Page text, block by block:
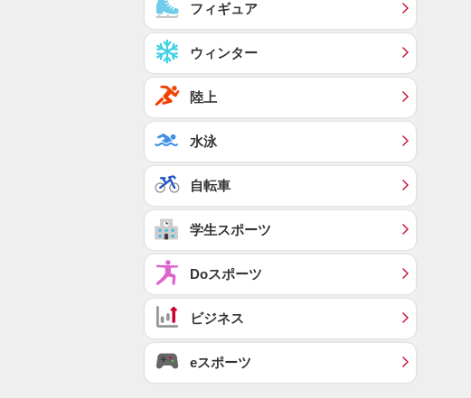
フィギュア
ウィンター
陸上
水泳
自転車
学生スポーツ
Doスポーツ
ビジネス
eスポーツ